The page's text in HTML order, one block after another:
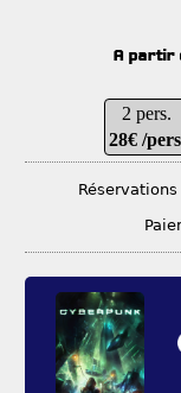
A partir
2 pers.
28€ /